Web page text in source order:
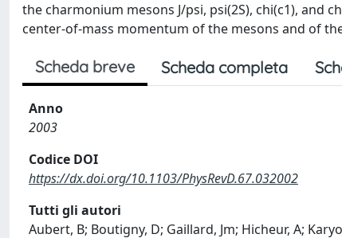
the charmonium mesons J/psi, psi(2S), chi(c1), and
center-of-mass momentum of the mesons and of
Scheda breve Scheda completa
Anno
2003
Codice DOI
https://dx.doi.org/10.1103/PhysRevD.67.032002
Tutti gli autori
Aubert, B; Boutigny, D; Gaillard, Jm; Hicheur, A;